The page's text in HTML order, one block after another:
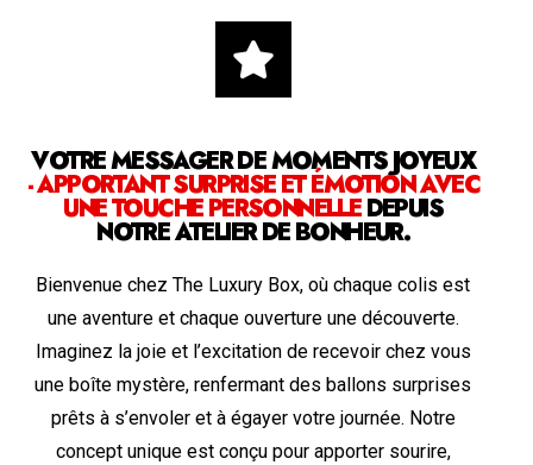
VOTRE MESSAGER DE MOMENTS JOYEUX
- APPORTANT SURPRISE ET ÉMOTION AVEC
UNE TOUCHE PERSONNELLEDEPUIS
NOTRE ATELIER DE BONHEUR.
Bienvenue chez The Luxury Box, où chaque colis est
une aventure et chaque ouverture une découverte.
Imaginez la joie et l’excitation de recevoir chez vous
une boîte mystère, renfermant des ballons surprises
prêts à s’envoler et à égayer votre journée. Notre
concept unique est conçu pour apporter sourire,